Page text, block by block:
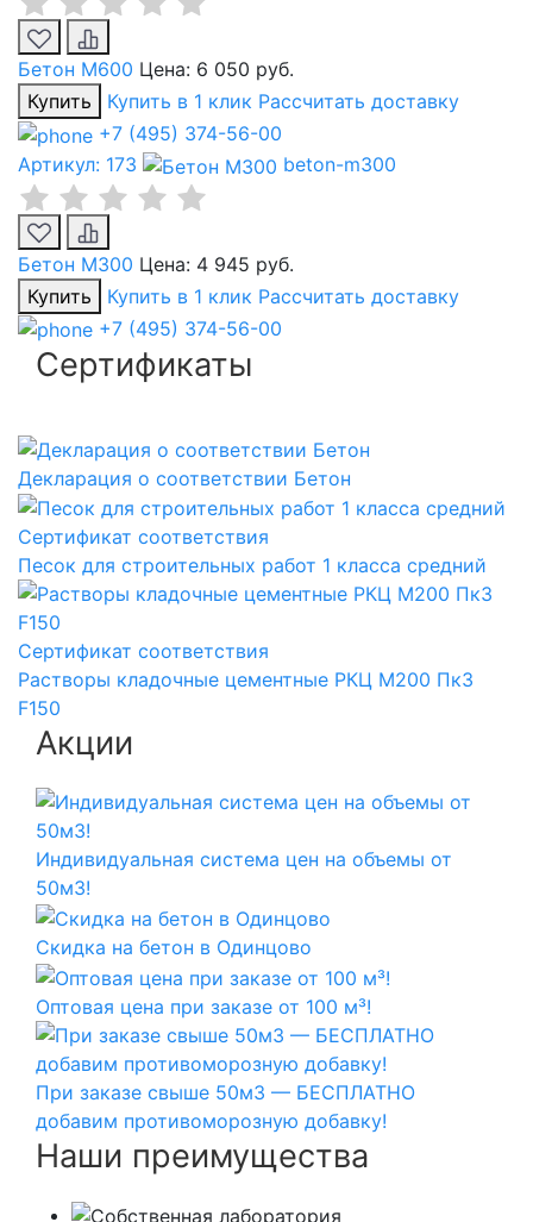
Бетон М600 Цена: 6 050 руб.
Купить
Купить в 1 клик Рассчитать доставку
+7 (495) 374-56-00
Артикул: 173
beton-m300
Бетон М300 Цена: 4 945 руб.
Купить
Купить в 1 клик Рассчитать доставку
+7 (495) 374-56-00
Сертификаты
Декларация о соответствии Бетон
Сертификат соответствия
Песок для строительных работ 1 класса средний
Сертификат соответствия
Растворы кладочные цементные РКЦ М200 Пк3
F150
Акции
Индивидуальная система цен на объемы от
50м3!
Скидка на бетон в Одинцово
Оптовая цена при заказе от 100 м³!
При заказе свыше 50м3 — БЕСПЛАТНО
добавим противоморозную добавку!
Наши преимущества